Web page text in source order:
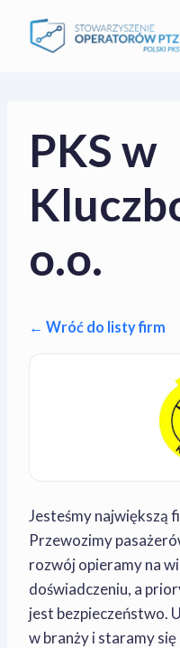
PKS w
o.o.
← Wróć do listy firm
Jesteśmy największą
Przewozimy
rozwój opieramy na
doświadczeniu, a
jest bezpieczeństwo.
w branży i staramy